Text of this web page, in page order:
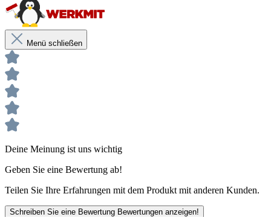
und der Entsorgung unserer Artikel beachte bitte das technische Datenblatt.
Verbrauchswerte sind Richtwerte. Mengenrechner dient zur unverbindlichen
Orientierung. Alle Empfehlungen dienen zur Unterstützung. Sie entbinden nicht davon, die
Produkte grundsätzlich auf Eignung in eigener Verantwortung zu prüfen.
Menü schließen
Deine Meinung ist uns wichtig
Geben Sie eine Bewertung ab!
Teilen Sie Ihre Erfahrungen mit dem Produkt mit anderen Kunden.
Schreiben Sie eine Bewertung Bewertungen anzeigen!